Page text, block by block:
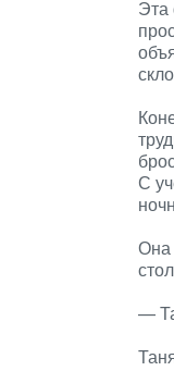
Эта
С
Она
—